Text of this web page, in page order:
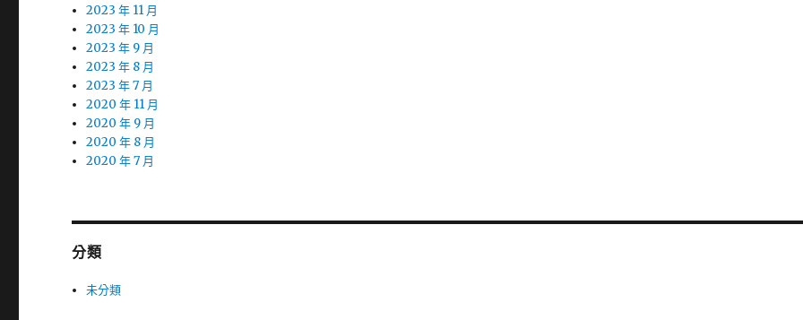
2023 年 11 月
2023 年 10 月
2023 年 9 月
2023 年 8 月
2023 年 7 月
2020 年 11 月
2020 年 9 月
2020 年 8 月
2020 年 7 月
分類
未分類